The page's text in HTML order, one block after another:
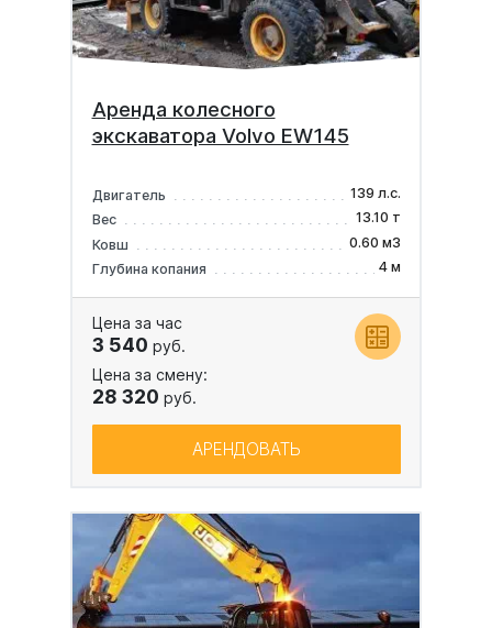
Аренда колесного
экскаватора Volvo EW145
Двигатель
139 л.с.
Вес
13.10 т
Ковш
0.60 м3
Глубина копания
4 м
Цена за час
3 540 руб.
Цена за смену:
28 320 руб.
АРЕНДОВАТЬ